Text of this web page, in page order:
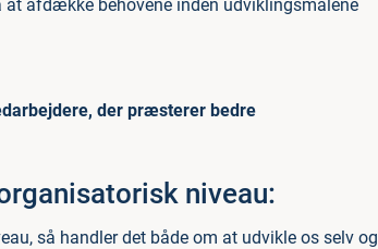
at afdække behovene inden udviklingsmålene
der præsterer bedre
niveau:
så handler det både om at udvikle os selv og